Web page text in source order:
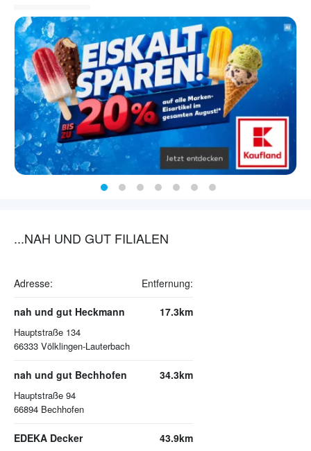
...NAH UND GUT FILIALEN
Adresse: Entfernung:
nah und gut Heckmann
Hauptstraße 134
66333 Völklingen-Lauterbach
17.3km
nah und gut Bechhofen
Hauptstraße 94
66894 Bechhofen
34.3km
EDEKA Decker 43.9km